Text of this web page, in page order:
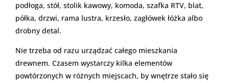
podłoga, stół, stolik kawowy, komoda, szafka RTV, blat,
półka, drzwi, rama lustra, krzesło, zagłówek łóżka albo
drobny detal.
Nie trzeba od razu urządzać całego mieszkania
drewnem. Czasem wystarczy kilka elementów
powtórzonych w różnych miejscach, by wnętrze stało się